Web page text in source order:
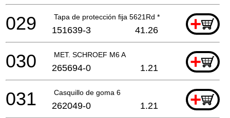
Tapa de protección fija 5621Rd * +
029 151639-3 41.26
MET. SCHROEF M6 A +
030 265694-0 1.21
Casquillo de goma 6 +
031 262049-0 1.21